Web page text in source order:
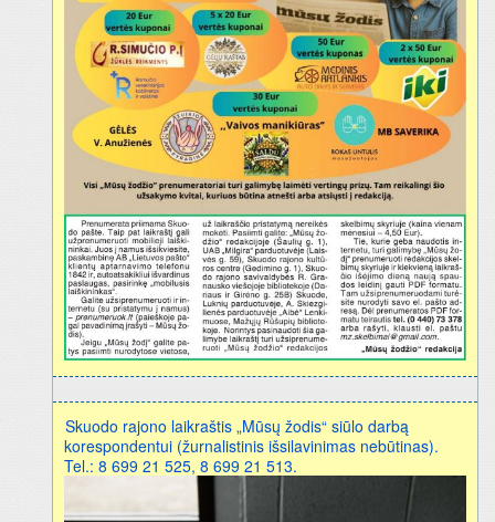
Skuodo rajono laikraštis „Mūsų žodis“ siūlo darbą
korespondentui (žurnalistinis išsilavinimas nebūtinas).
Tel.: 8 699 21 525, 8 699 21 513.